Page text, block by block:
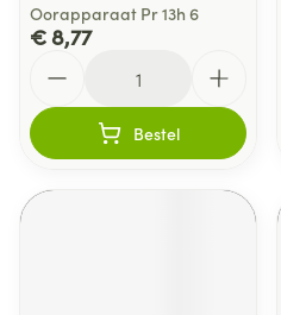
Oorapparaat Pr 13h 6
€ 8,77
Bestel